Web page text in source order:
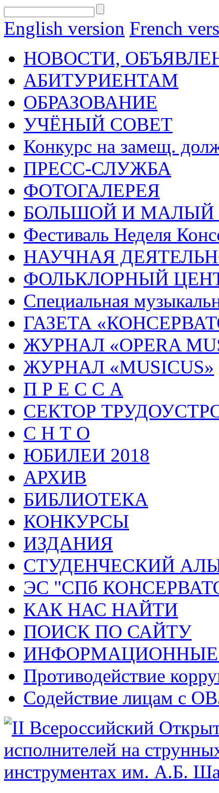
English version French
НОВОСТИ,
АБИТУРИЕНТАМ
ОБРАЗОВАНИЕ
УЧЁНЫЙ СОВЕТ
Конкурс на замещ.
ПРЕСС-СЛУЖБА
ФОТОГАЛЕРЕЯ
БОЛЬШОЙ И МАЛЫЙ
Фестиваль Неделя
НАУЧНАЯ
ФОЛЬКЛОРНЫЙ
Специальная
ГАЗЕТА
ЖУРНАЛ «OPERA
ЖУРНАЛ «MUSICUS»
П Р Е С С А
СЕКТОР
С Н Т О
ЮБИЛЕИ 2018
АРХИВ
БИБЛИОТЕКА
КОНКУРСЫ
ИЗДАНИЯ
СТУДЕНЧЕСКИЙ
ЭС "СПб
КАК НАС НАЙТИ
ПОИСК ПО САЙТУ
ИНФОРМАЦИОННЫЕ
Противодействие
Содействие лицам с